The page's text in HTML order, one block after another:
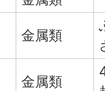
金属類
金属類